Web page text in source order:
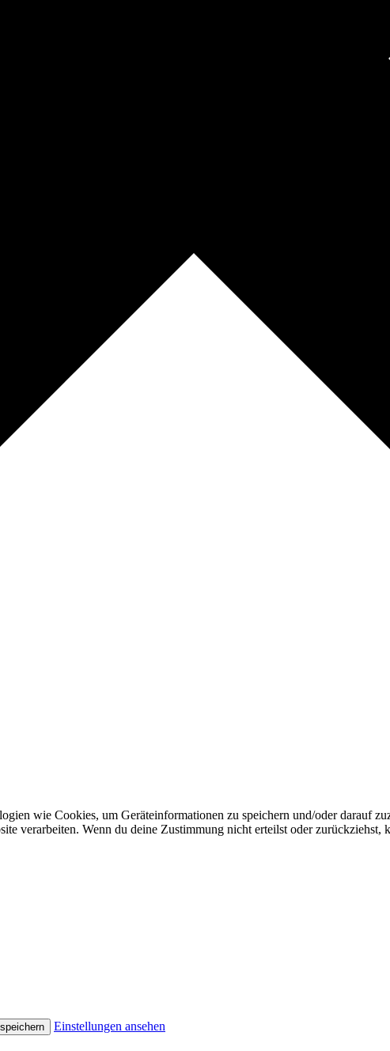
wie Cookies, um Geräteinformationen zu speichern und/oder darauf
verarbeiten. Wenn du deine Zustimmung nicht erteilst oder
Einstellungen ansehen